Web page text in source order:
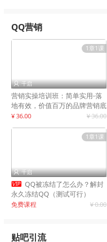
QQ营销
1章1课
 千启
营销实操培训班：简单实用-落
地有效，价值百万的品牌营销底
层逻辑
¥ 36.00 ¥ 36.00
1章1课
 千启
 QQ被冻结了怎么办？解封
永久冻结QQ（测试可行）
免费课程 ¥ 0.00
贴吧引流